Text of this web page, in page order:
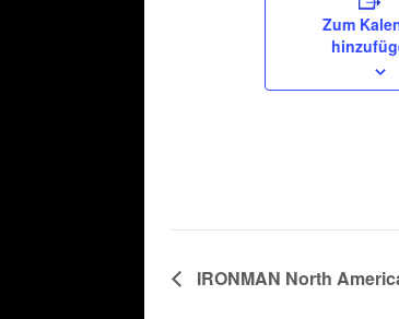
Zum
IRONMAN North